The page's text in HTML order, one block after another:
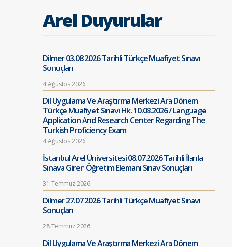
Arel Duyurular
Dilmer 03.08.2026 Tarihli Türkçe Muafiyet Sınavı
Sonuçları
4 Ağustos 2026
Dil Uygulama Ve Araştırma Merkezi Ara Dönem
Türkçe Muafiyet Sınavı Hk. 10.08.2026 / Language
Application And Research Center Regarding The
Turkish Proficiency Exam
4 Ağustos 2026
İstanbul Arel Üniversitesi 08.07.2026 Tarihli İlanla
Sınava Giren Öğretim Elemanı Sınav Sonuçları
31 Temmuz 2026
Dilmer 27.07.2026 Tarihli Türkçe Muafiyet Sınavı
Sonuçları
28 Temmuz 2026
Dil Uygulama Ve Araştırma Merkezi Ara Dönem